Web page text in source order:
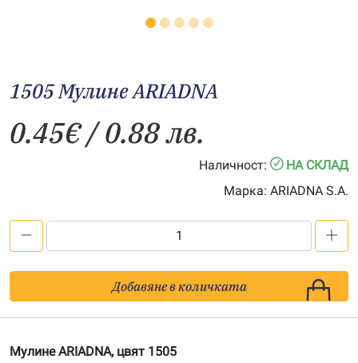
1505 Мулине АRIADNA
0.45€/ 0.88 лв.
Наличност:
НА СКЛАД
Марка: ARIADNA S.A.
Мулине
АRIADNA
Добавяне в количката
Мулине ARIADNA, цвят 1505